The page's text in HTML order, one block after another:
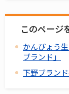
このページ
かんぴょう
ブランド」
下野ブラン